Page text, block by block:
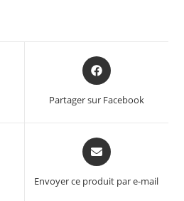
Opens
in
new
Partager sur Facebook
Opens
in
new
Envoyer ce produit par e-mail